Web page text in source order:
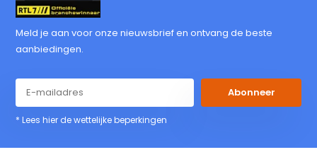
Meld je aan voor onze nieuwsbrief en ontvang de beste
aanbiedingen.
Abonneer
* Lees hier de wettelijke beperkingen